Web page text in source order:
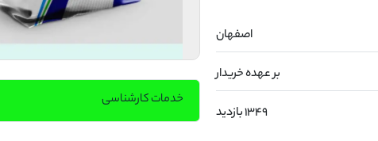
اصفهان
بر عهده خریدار
1349 بازدید
خدمات کارشناسی